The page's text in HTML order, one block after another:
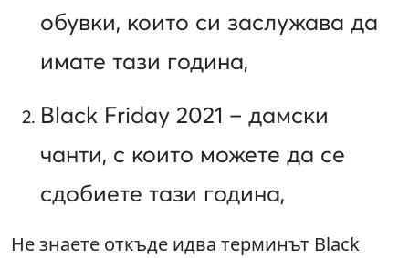
обувки, които си заслужава да
имате тази година,
Black Friday 2021 – дамски
чанти, с които можете да се
сдобиете тази година,
Не знаете откъде идва терминът Black